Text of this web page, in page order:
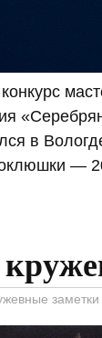
в
—
заметки